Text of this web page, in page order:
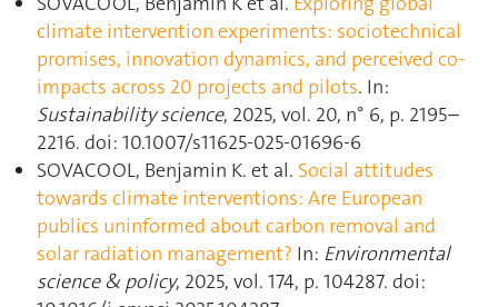
climate intervention experiments: sociotechnical
promises, innovation dynamics, and perceived co-
impacts across 20 projects and pilots. In:
Sustainability science, 2025, vol. 20, n° 6, p. 2195–
2216. doi: 10.1007/s11625-025-01696-6
SOVACOOL, Benjamin K. et al. Social attitudes
towards climate interventions: Are European
publics uninformed about carbon removal and
solar radiation management? In: Environmental
science & policy, 2025, vol. 174, p. 104287. doi: